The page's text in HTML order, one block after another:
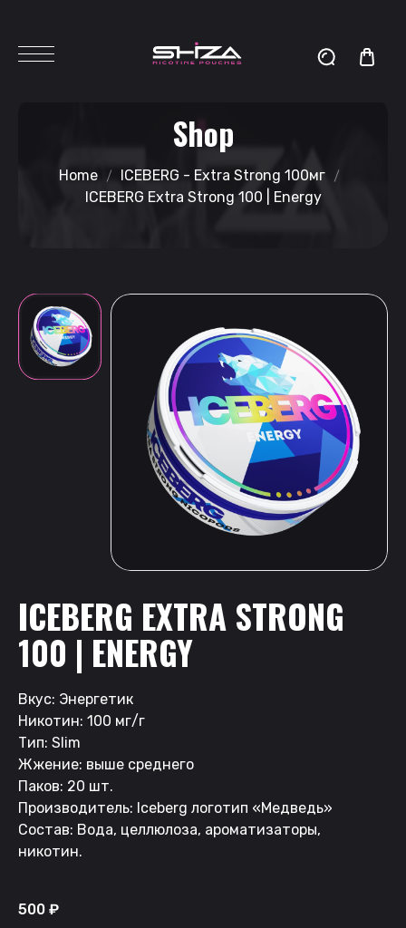
Shop
Home
ICEBERG - Extra Strong 100мг
ICEBERG Extra Strong 100 | Energy
ICEBERG EXTRA STRONG
100 | ENERGY
Вкус: Энергетик
Никотин: 100 мг/г
Тип: Slim
Жжение: выше среднего
Паков: 20 шт.
Производитель: Iceberg логотип «Медведь»
Состав: Вода, целлюлоза, ароматизаторы,
никотин.
500 ₽